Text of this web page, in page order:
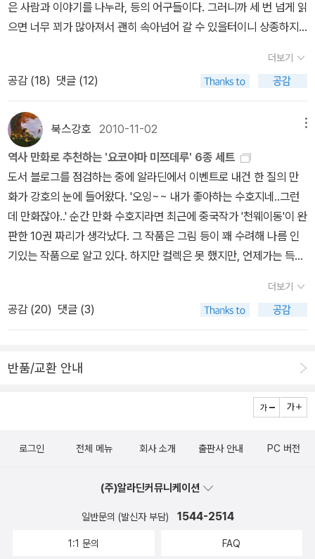
더보기
공감 (18) 댓글 (12)
북스강호 2010-11-02
역사 만화로 추천하는 '요코야마 미쯔데루' 6종 세트
도서 블로그를 점검하는 중에 알라딘에서 이벤트로 내건 한 질의 만
화가 강호의 눈에 들어왔다. '오잉~~ 내가 좋아하는 수호지네..그런
데 만화잖아..' 순간 만화 수호지라면 최근에 중국작가 '천웨이동'이 완
판한 10권 짜리가 생각났다. 그 작품은 그림 등이 꽤 수려해 나름 인
기있는 작품으로 알고 있다. 하지만 컬렉은 못 했지만, 언제가는 득템
자가 눈에 들어왔다. '요코야마 미쯔데루'.. 음.. 이 사람 낯익은 이름인
데, 생각해보니 그렇다. 바로 그 유명한 '만화 전략 삼국지' 60권으로
국내에 명성이 자자한 그 분이었던 것이다. 강호도 소싯적 삼국지에
한 적이 있었다. 그리고 요코야마의 작품이 이렇게 수호지도 나와서
야마 미쯔데루'그런데 이분의 작품을 보니 유명한 작들이 꽤 있어, 이
요코야마 미쯔데루(橫山光照, 1934~2004)는 '1934년 일본 고
을 대표하는 만화가다. 『철인28호』,『바벨2세』,『요술공주 세리』등의
오리지널 작품과『삼국지』,『수호지』,『항우와 유방』,『사기』,『석가모
의『도쿠가와 이에야스』,『도요토미 히데요시』,『오다 노부나가』등을
더보기
공감 (20) 댓글 (3)
반품/교환 안내
로그인 전체 메뉴 회사 소개 출판사 안내 PC 버전
(주)알라딘커뮤니케이션
일반문의 (발신자 부담) 1544-2514
1:1 문의 FAQ